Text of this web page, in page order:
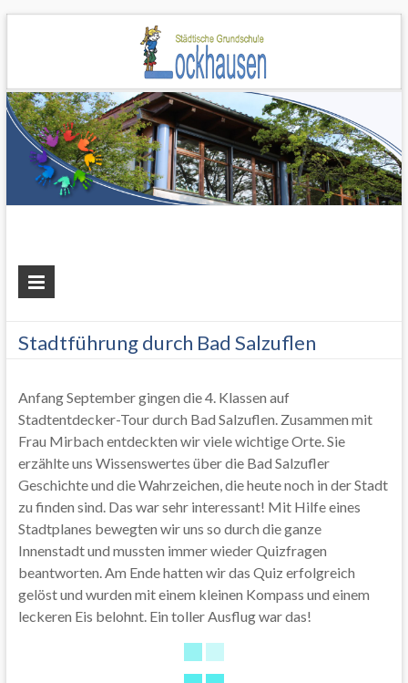
Stadtführung durch Bad Salzuflen
Anfang September gingen die 4. Klassen auf
Stadtentdecker-Tour durch Bad Salzuflen. Zusammen mit
Frau Mirbach entdeckten wir viele wichtige Orte. Sie
erzählte uns Wissenswertes über die Bad Salzufler
Geschichte und die Wahrzeichen, die heute noch in der Stadt
zu finden sind. Das war sehr interessant! Mit Hilfe eines
Stadtplanes bewegten wir uns so durch die ganze
Innenstadt und mussten immer wieder Quizfragen
beantworten. Am Ende hatten wir das Quiz erfolgreich
gelöst und wurden mit einem kleinen Kompass und einem
leckeren Eis belohnt. Ein toller Ausflug war das!